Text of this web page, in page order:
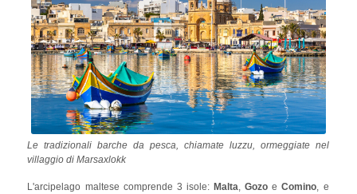
Le tradizionali barche da pesca, chiamate luzzu, ormeggiate nel
villaggio di Marsaxlokk
L'arcipelago maltese comprende 3 isole: Malta,GozoeComino, e